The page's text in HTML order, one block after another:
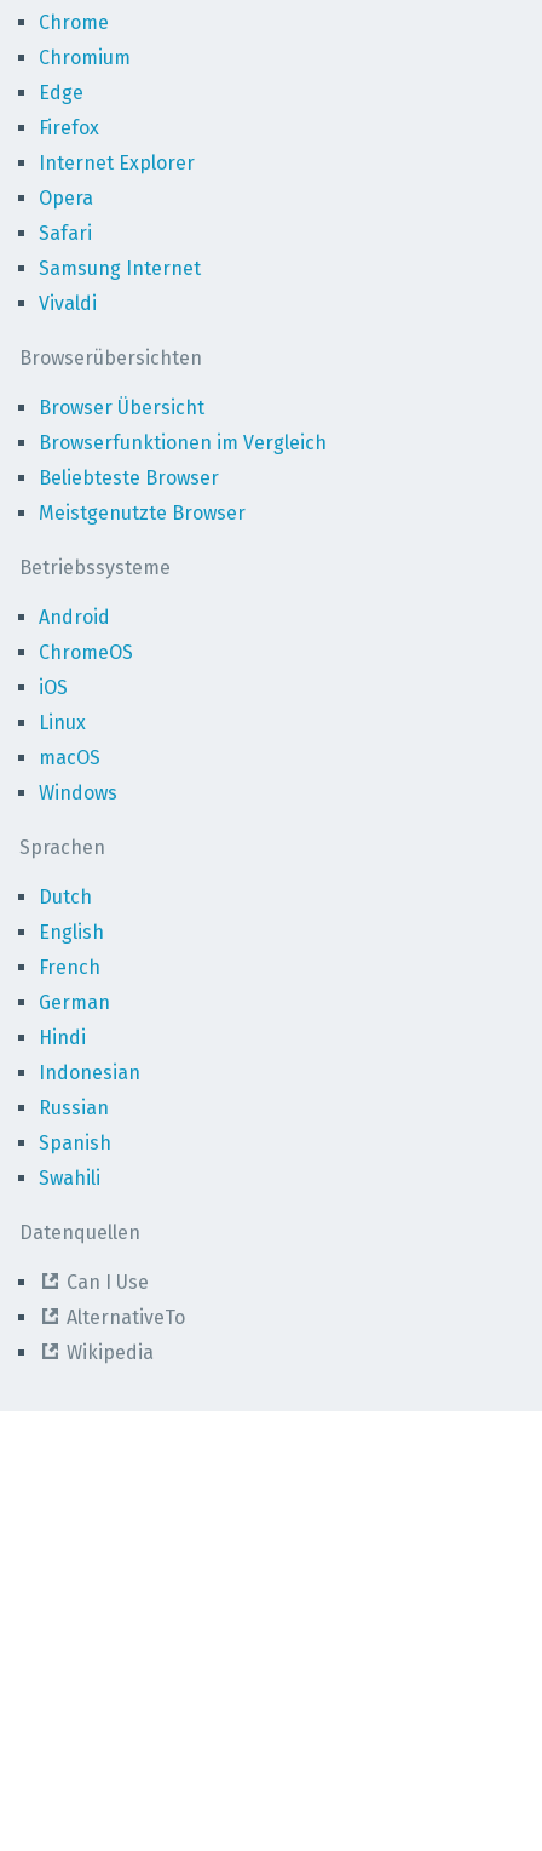
Chrome
Chromium
Edge
Firefox
Internet Explorer
Opera
Safari
Samsung Internet
Vivaldi
Browserübersichten
Browser Übersicht
Browserfunktionen im Vergleich
Beliebteste Browser
Meistgenutzte Browser
Betriebssysteme
Android
ChromeOS
iOS
Linux
macOS
Windows
Sprachen
Dutch
English
French
German
Hindi
Indonesian
Russian
Spanish
Swahili
Datenquellen
Can I Use
AlternativeTo
Wikipedia